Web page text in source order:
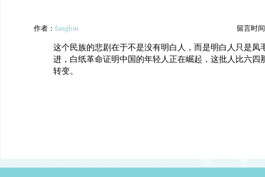
作者： fangbin 留言时
这个民族的悲剧在于不是没有明白人，而是明白人只是凤
进，白纸革命证明中国的年轻人正在崛起，这批人比六四
转变。